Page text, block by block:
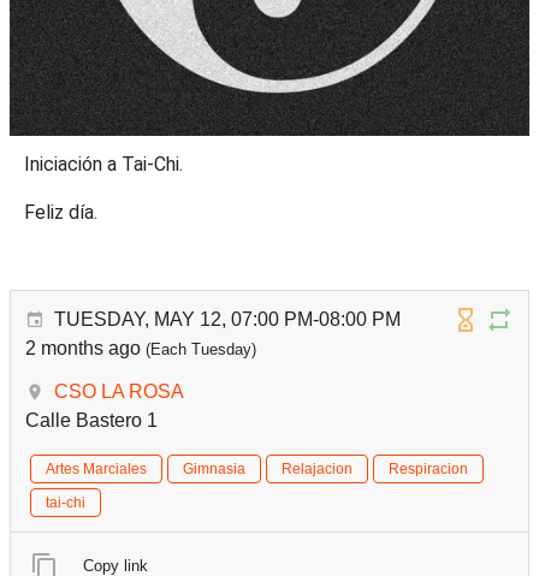
Iniciación a Tai-Chi.
Feliz día.
TUESDAY, MAY 12, 07:00 PM-08:00 PM
2 months ago (Each Tuesday)
CSO LA ROSA
Calle Bastero 1
Artes Marciales Gimnasia Relajacion
Respiracion
tai-chi
Copy link